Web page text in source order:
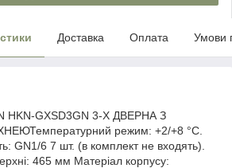
Доставка Оплата Умови
HKN-GXSD3GN 3-Х ДВЕРНА З
режим: +2/+8 °С.
GN1/6 7 шт. (в комплект не входять).
465 мм Матеріал корпусу: